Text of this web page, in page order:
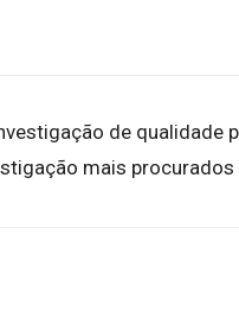
de
mais procurados